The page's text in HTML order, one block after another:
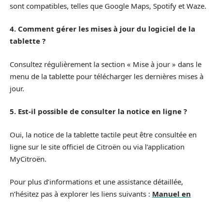
sont compatibles, telles que Google Maps, Spotify et Waze.
4. Comment gérer les mises à jour du logiciel de la
tablette ?
Consultez régulièrement la section « Mise à jour » dans le
menu de la tablette pour télécharger les dernières mises à
jour.
5. Est-il possible de consulter la notice en ligne ?
Oui, la notice de la tablette tactile peut être consultée en
ligne sur le site officiel de Citroën ou via l’application
MyCitroën.
Pour plus d’informations et une assistance détaillée,
n’hésitez pas à explorer les liens suivants : Manuel en